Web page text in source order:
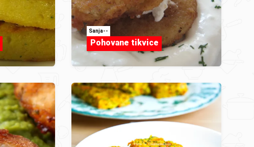
Sanja--
Pohovane tikvice